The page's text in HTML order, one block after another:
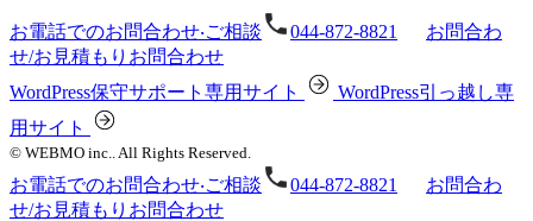
お電話でのお問合わせ‧ご相談 044-872-8821
お問合わ
せ/お⾒積もり お問合わせ
WordPress保守サポート専⽤サイト
WordPress引っ越し専
⽤サイト
© WEBMO inc.. All Rights Reserved.
お電話でのお問合わせ‧ご相談 044-872-8821
お問合わ
せ/お⾒積もり お問合わせ